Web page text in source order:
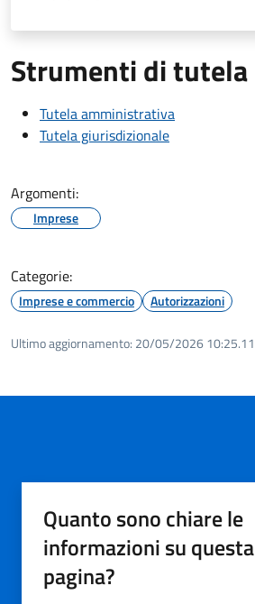
Strumenti di tutela
Tutela amministrativa
Tutela giurisdizionale
Argomenti:
Imprese
Categorie:
Imprese e commercio Autorizzazioni
Ultimo aggiornamento: 20/05/2026 10:25.11
Quanto sono chiare le
informazioni su questa
pagina?